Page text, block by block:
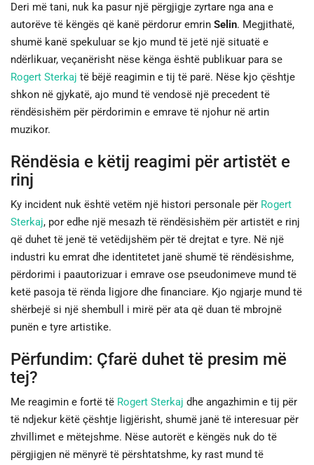
Deri më tani, nuk ka pasur një përgjigje zyrtare nga ana e
autorëve të këngës që kanë përdorur emrin Selin. Megjithatë,
shumë kanë spekuluar se kjo mund të jetë një situatë e
ndërlikuar, veçanërisht nëse kënga është publikuar para se
Rogert Sterkaj të bëjë reagimin e tij të parë. Nëse kjo çështje
shkon në gjykatë, ajo mund të vendosë një precedent të
rëndësishëm për përdorimin e emrave të njohur në artin
muzikor.
Rëndësia e këtij reagimi për artistët e
rinj
Ky incident nuk është vetëm një histori personale për Rogert
Sterkaj, por edhe një mesazh të rëndësishëm për artistët e rinj
që duhet të jenë të vetëdijshëm për të drejtat e tyre. Në një
industri ku emrat dhe identitetet janë shumë të rëndësishme,
përdorimi i paautorizuar i emrave ose pseudonimeve mund të
ketë pasoja të rënda ligjore dhe financiare. Kjo ngjarje mund të
shërbejë si një shembull i mirë për ata që duan të mbrojnë
punën e tyre artistike.
Përfundim: Çfarë duhet të presim më
tej?
Me reagimin e fortë të Rogert Sterkaj dhe angazhimin e tij për
të ndjekur këtë çështje ligjërisht, shumë janë të interesuar për
zhvillimet e mëtejshme. Nëse autorët e këngës nuk do të
përgjigjen në mënyrë të përshtatshme, ky rast mund të